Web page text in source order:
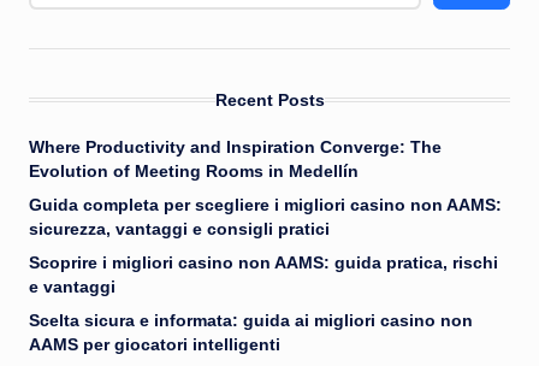
Recent Posts
Where Productivity and Inspiration Converge: The
Evolution of Meeting Rooms in Medellín
Guida completa per scegliere i migliori casino non AAMS:
sicurezza, vantaggi e consigli pratici
Scoprire i migliori casino non AAMS: guida pratica, rischi
e vantaggi
Scelta sicura e informata: guida ai migliori casino non
AAMS per giocatori intelligenti